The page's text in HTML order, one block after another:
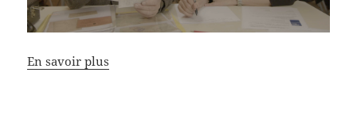
En savoir plus